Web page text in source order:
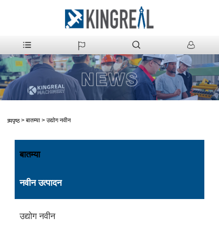
मुख्यपृष्ठ > बातम्या > उद्योग नवीन
बातम्या
नवीन उत्पादन
उद्योग नवीन